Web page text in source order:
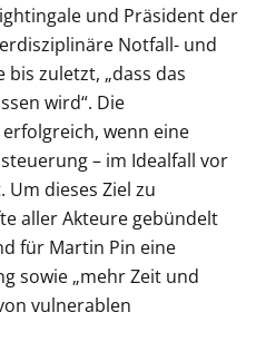
und Präsident der
Notfall- und
zuletzt, „dass das
wird“. Die
wenn eine
– im Idealfall vor
Um dieses Ziel zu
aller Akteure gebündelt
für Martin Pin eine
sowie „mehr Zeit und
vulnerablen